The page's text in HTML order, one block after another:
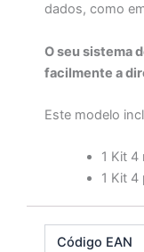
dados, como
O seu sistema
facilmente a
Este modelo
1 Kit 4
1 Kit 4
Código EAN